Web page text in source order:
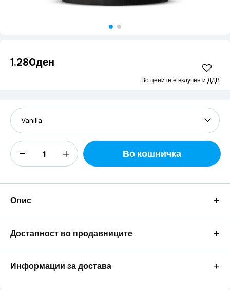
1.280ден
Во цените е вклучен и ДДВ
Во кошничка
Опис +
Достапност во продавниците +
Информации за достава +